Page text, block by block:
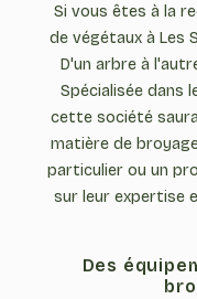
Si vous êtes à la
de végétaux à Les
D'un arbre à
Spécialisée dans
cette société
matière de
particulier ou un
sur leur expertise
Des